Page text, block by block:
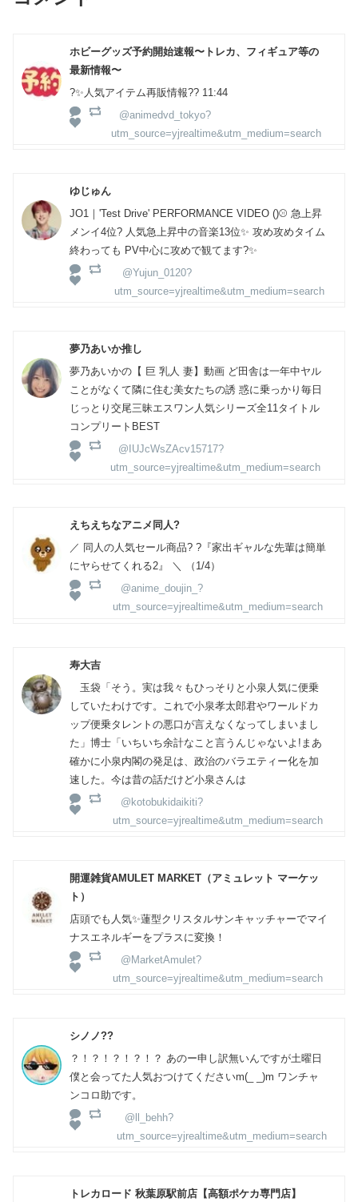
ホビーグッズ予約開始速報〜トレカ、フィギュア等の
最新情報〜
?✨人気アイテム再販情報?? 11:44
@animedvd_tokyo?
utm_source=yjrealtime&utm_medium=search
ゆじゅん
JO1｜'Test Drive' PERFORMANCE VIDEO ()⚾ 急上昇
メンイ4位? 人気急上昇中の音楽13位✨ 攻め攻めタイム
終わっても PV中心に攻めで観てます?✨
@Yujun_0120?
utm_source=yjrealtime&utm_medium=search
夢乃あいか推し
夢乃あいかの【 巨 乳人 妻】動画 ど田舎は一年中ヤル
ことがなくて隣に住む美女たちの誘 惑に乗っかり毎日
じっとり交尾三昧エスワン人気シリーズ全11タイトル
コンプリートBEST
@IUJcWsZAcv15717?
utm_source=yjrealtime&utm_medium=search
えちえちなアニメ同人?
／ 同人の人気セール商品? ?『家出ギャルな先輩は簡単
にヤらせてくれる2』 ＼ （1/4）
@anime_doujin_?
utm_source=yjrealtime&utm_medium=search
寿大吉
玉袋「そう。実は我々もひっそりと小泉人気に便乗
していたわけです。これで小泉孝太郎君やワールドカ
ップ便乗タレントの悪口が言えなくなってしまいまし
た」博士「いちいち余計なこと言うんじゃないよ!まあ
確かに小泉内閣の発足は、政治のバラエティー化を加
速した。今は昔の話だけど小泉さんは
@kotobukidaikiti?
utm_source=yjrealtime&utm_medium=search
開運雑貨AMULET MARKET（アミュレット マーケッ
ト）
店頭でも人気✨蓮型クリスタルサンキャッチャーでマイ
ナスエネルギーをプラスに変換！
@MarketAmulet?
utm_source=yjrealtime&utm_medium=search
シノノ??
？！？！？！？！？ あのー申し訳無いんですが土曜日
僕と会ってた人気おつけてくださいm(_ _)m ワンチャ
ンコロ助です。
@ll_behh?
utm_source=yjrealtime&utm_medium=search
トレカロード 秋葉原駅前店【高額ポケカ専門店】